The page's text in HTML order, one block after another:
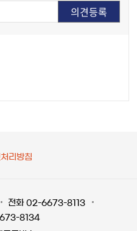
리방침
전화 02-6673-8113
8134